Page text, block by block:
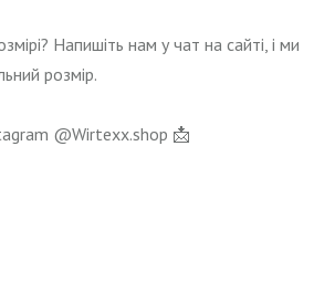
Напишіть нам у чат на сайті, і ми
розмір.
@Wirtexx.shop 📩